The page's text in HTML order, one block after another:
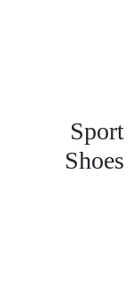
Sport
Shoes